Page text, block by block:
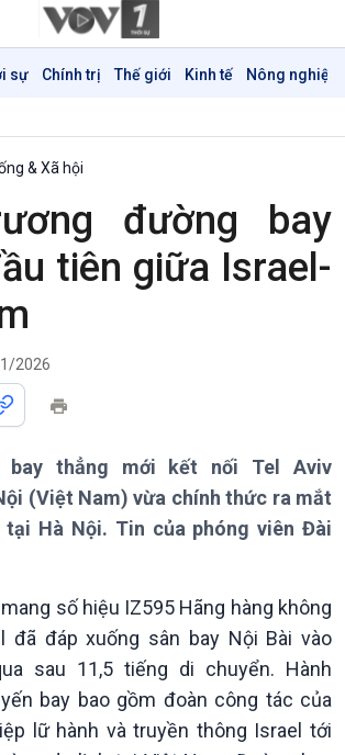
sự Chính trị Thế giới Kinh tế Nông nghiệp
Thời sự
Thời sự 6h
Thời sự 12h
Thời sự 18h
& Xã hội
đường bay
tiên giữa Israel-
2026
bay thẳng mới kết nối Tel Aviv
(Việt Nam) vừa chính thức ra mắt
tại Hà Nội. Tin của phóng viên Đài
số hiệu IZ595 Hãng hàng không
đã đáp xuống sân bay Nội Bài vào
sau 11,5 tiếng di chuyển. Hành
bay bao gồm đoàn công tác của
lữ hành và truyền thông Israel tới